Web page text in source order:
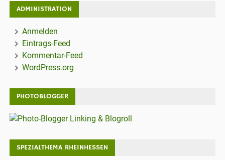
ADMINISTRATION
Anmelden
Eintrags-Feed
Kommentar-Feed
WordPress.org
PHOTOBLOGGER
SPEZIALTHEMA RHEINHESSEN